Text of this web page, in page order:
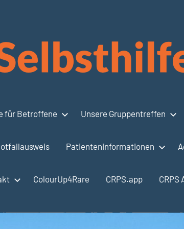
für Betroffene Unsere Gruppentreffen
Patienteninformationen
ColourUp4Rare CRPS.app CRPS